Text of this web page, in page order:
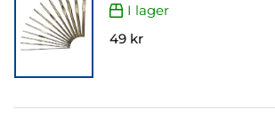
I lager
49 kr